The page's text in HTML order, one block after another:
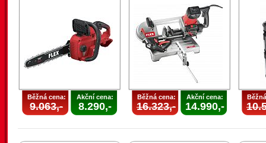
Běžná cena:
9.063,-
Akční cena:
8.290,-
Běžná cena:
16.323,-
Akční cena:
14.990,-